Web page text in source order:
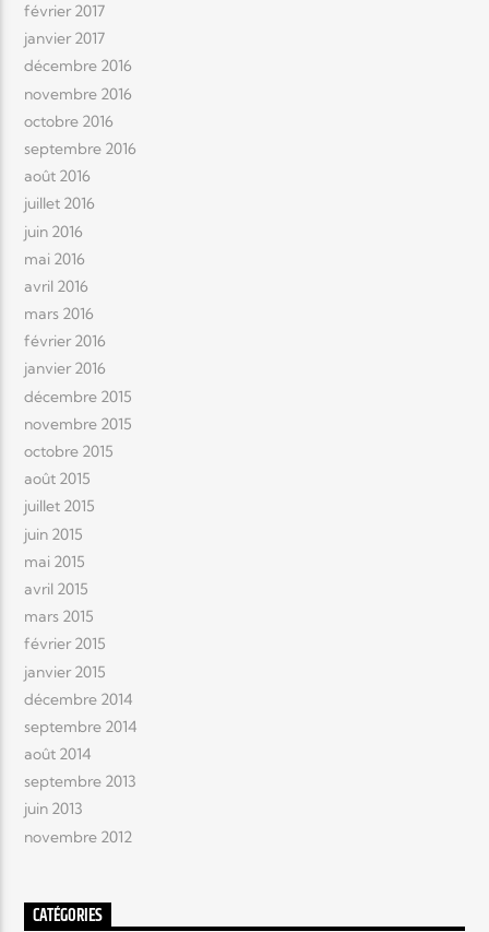
février 2017
janvier 2017
décembre 2016
novembre 2016
octobre 2016
septembre 2016
août 2016
juillet 2016
juin 2016
mai 2016
avril 2016
mars 2016
février 2016
janvier 2016
décembre 2015
novembre 2015
octobre 2015
août 2015
juillet 2015
juin 2015
mai 2015
avril 2015
mars 2015
février 2015
janvier 2015
décembre 2014
septembre 2014
août 2014
septembre 2013
juin 2013
novembre 2012
CATÉGORIES